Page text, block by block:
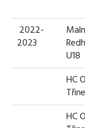
2022-
2023
U18
HC
HC